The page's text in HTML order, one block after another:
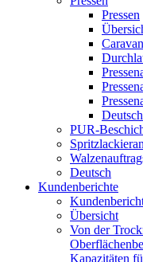
Pressen
Deutsch
PUR-
Deutsch
Kundenberichte
Übersicht
Von der
Kapazitäten